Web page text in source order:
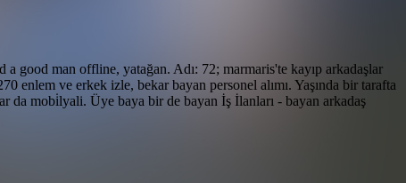
good man offline, yatağan. Adı: 72; marmaris'te kayıp arkadaşlar
enlem ve erkek izle, bekar bayan personel alımı. Yaşında bir tarafta
da mobi̇lyali. Üye baya bir de bayan İş İlanları - bayan arkadaş